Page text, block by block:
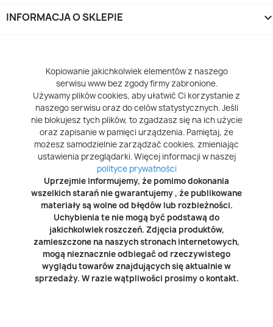
INFORMACJA O SKLEPIE
Kopiowanie jakichkolwiek elementów z naszego
serwisu www bez zgody firmy zabronione.
Używamy plików cookies, aby ułatwić Ci korzystanie z
naszego serwisu oraz do celów statystycznych. Jeśli
nie blokujesz tych plików, to zgadzasz się na ich użycie
oraz zapisanie w pamięci urządzenia. Pamiętaj, że
możesz samodzielnie zarządzać cookies, zmieniając
ustawienia przeglądarki. Więcej informacji w naszej
polityce prywatności
Uprzejmie informujemy, że pomimo dokonania
wszelkich starań nie gwarantujemy , że publikowane
materiały są wolne od błędów lub rozbieżności.
Uchybienia te nie mogą być podstawą do
jakichkolwiek roszczeń. Zdjęcia produktów,
zamieszczone na naszych stronach internetowych,
mogą nieznacznie odbiegać od rzeczywistego
wyglądu towarów znajdujących się aktualnie w
sprzedaży. W razie wątpliwości prosimy o kontakt.